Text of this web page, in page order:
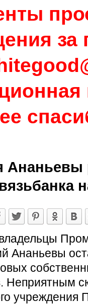
за
Ананьевы
Ананьевы
Неприятным
учреждения